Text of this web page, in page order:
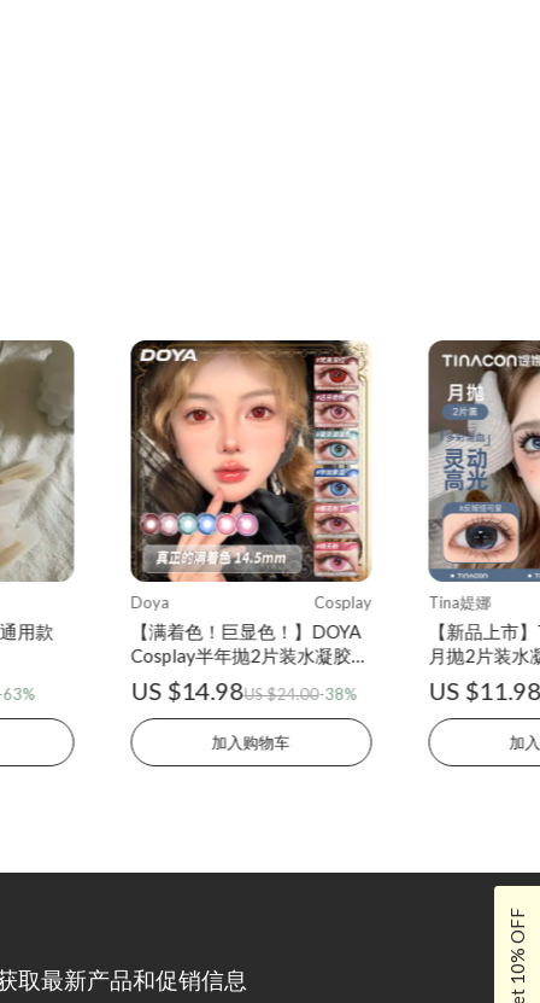
用款
Doya Cosplay
【满着色！巨显色！】DOYA
Cosplay半年抛2片装水凝胶彩
色隐形眼镜
US $14.98US $24.00-38%
加入购物车
Tina媞娜
【新品上市
月抛2片装水
镜
US
加
Get 10% OFF
取最新产品和促销信息